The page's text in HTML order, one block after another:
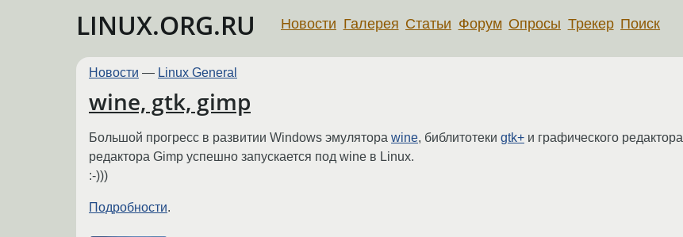
LINUX.ORG.RU Новости Галерея Статьи Форум Опросы Трекер Поиск
Новости — Linux General
wine, gtk, gimp
Большой прогресс в развитии Windows эмулятора wine, библитотеки gtk+ и графического редактора
редактора Gimp успешно запускается под wine в Linux.
:-)))
Подробности.